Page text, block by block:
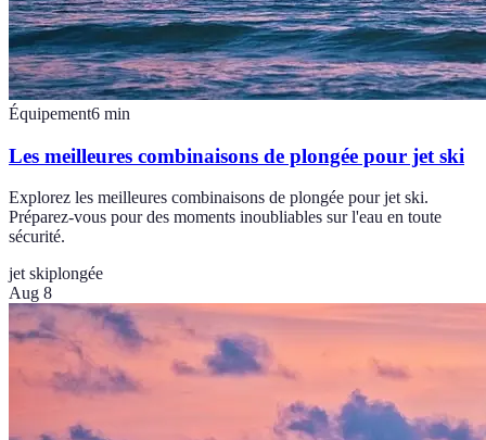
Équipement6 min
Les meilleures combinaisons de plongée pour jet ski
Explorez les meilleures combinaisons de plongée pour jet ski.
Préparez-vous pour des moments inoubliables sur l'eau en toute
sécurité.
jet skiplongée
Aug 8